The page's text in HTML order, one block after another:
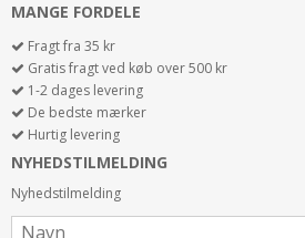
MANGE FORDELE
Fragt fra 35 kr
Gratis fragt ved køb over 500 kr
1-2 dages levering
De bedste mærker
Hurtig levering
NYHEDSTILMELDING
Nyhedstilmelding